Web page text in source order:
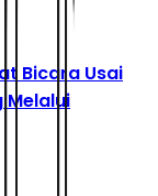
Bicara Usai
Melalui